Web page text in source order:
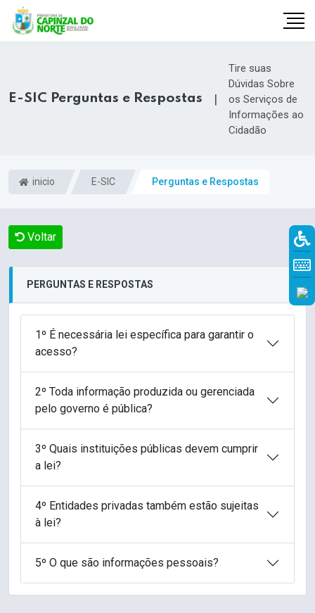
E-SIC Perguntas e Respostas |
Tire suas
Dúvidas Sobre
os Serviços de
Informações ao
Cidadão
inicio E-SIC Perguntas e Respostas
Voltar
PERGUNTAS E RESPOSTAS
1º É necessária lei específica para garantir o
acesso?
2º Toda informação produzida ou gerenciada
pelo governo é pública?
3º Quais instituições públicas devem cumprir
a lei?
4º Entidades privadas também estão sujeitas
à lei?
5º O que são informações pessoais?